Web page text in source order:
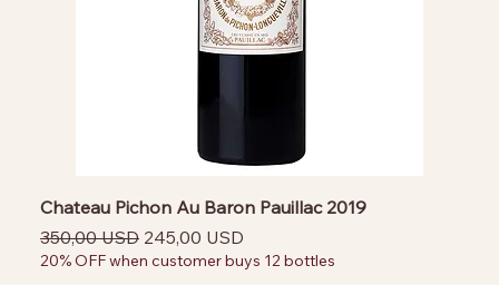
Chateau Pichon Au Baron Pauillac 2019
Prezzo regolare
350,00 USD Prezzo scontato
245,00 USD
20% OFF when customer buys 12 bottles